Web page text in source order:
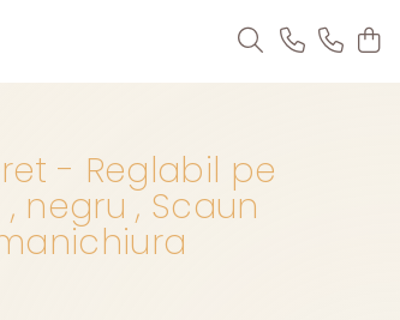
- Reglabil pe
negru , Scaun